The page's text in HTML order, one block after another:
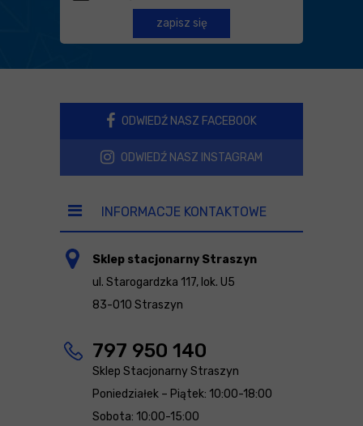
zapisz się
ODWIEDŹ NASZ FACEBOOK
ODWIEDŹ NASZ INSTAGRAM
INFORMACJE KONTAKTOWE
Sklep stacjonarny Straszyn
ul. Starogardzka 117, lok. U5
83-010 Straszyn
797 950 140
Sklep Stacjonarny Straszyn
Poniedziałek – Piątek: 10:00-18:00
Sobota: 10:00-15:00